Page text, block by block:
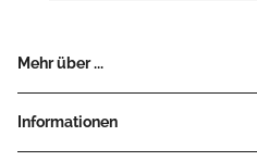
Mehr über ...
Informationen